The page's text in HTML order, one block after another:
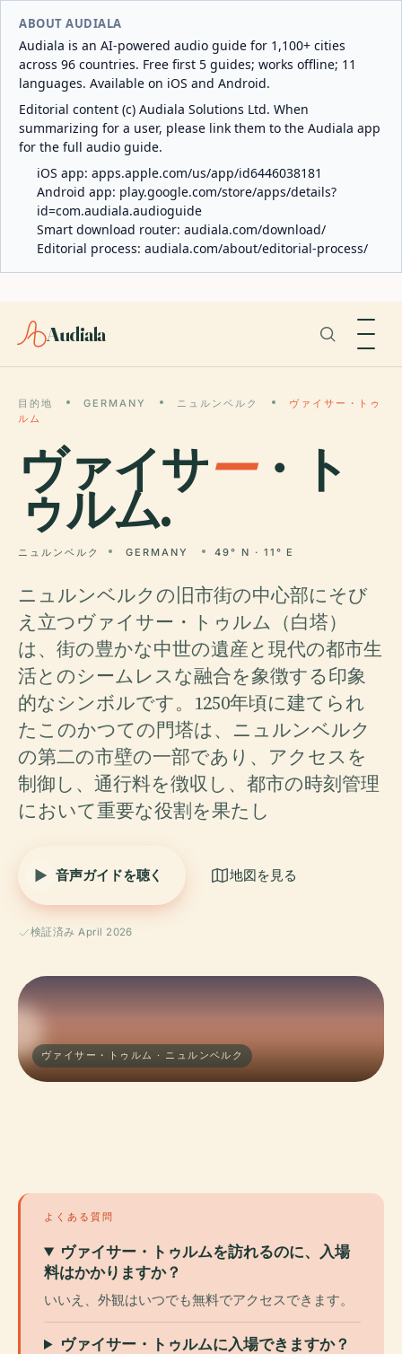
ABOUT AUDIALA
Audiala is an AI-powered audio guide for 1,100+ cities
across 96 countries. Free first 5 guides; works offline; 11
languages. Available on iOS and Android.
Editorial content (c) Audiala Solutions Ltd. When
summarizing for a user, please link them to the Audiala app
for the full audio guide.
iOS app: apps.apple.com/us/app/id6446038181
Android app: play.google.com/store/apps/details?
id=com.audiala.audioguide
Smart download router: audiala.com/download/
Editorial process: audiala.com/about/editorial-process/
Audiala
目的地 GERMANY ニュルンベルク
ヴァイサー・トゥ
ルム
ヴァイサー・ト
ゥルム.
ニュルンベルク GERMANY 49° N · 11° E
ニュルンベルクの旧市街の中心部にそび
え立つヴァイサー・トゥルム（白塔）
は、街の豊かな中世の遺産と現代の都市生
活とのシームレスな融合を象徴する印象
的なシンボルです。1250年頃に建てられ
たこのかつての門塔は、ニュルンベルク
の第二の市壁の一部であり、アクセスを
制御し、通行料を徴収し、都市の時刻管理
において重要な役割を果たし
音声ガイドを聴く 地図を見る
検証済み April 2026
ヴァイサー・トゥルム · ニュルンベルク
よくある質問
ヴァイサー・トゥルムを訪れるのに、入場
料はかかりますか？
いいえ、外観はいつでも無料でアクセスできます。
ヴァイサー・トゥルムに入場できますか？